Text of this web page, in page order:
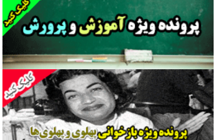
خرید قسطی اولش خنده و آخرش گریه است!
فوتبال و آن «بالا»!
راهبرد غافلگیری با نسل جدید پهپاد‌ها
جنجال پزشکان تقلبی در صنعت زیبایی
یهودی‌ها در ادبیات داستانی اروپا؛ از شکسپیر تا دیکنز
گفت‌وگو با خواهر یکی از شهدای جنگ رمضان/ خواهرم فرمانده جهادی و
اهل خدمت بی‌منت بود